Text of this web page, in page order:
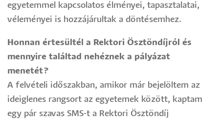
egyetemmel kapcsolatos élményei, tapasztalatai,
véleményei is hozzájárultak a döntésemhez.
Honnan értesültél a Rektori Ösztöndíjról és
mennyire találtad nehéznek a pályázat
menetét?
A felvételi időszakban, amikor már bejelöltem az
ideiglenes rangsort az egyetemek között, kaptam
egy pár szavas SMS-t a Rektori Ösztöndíj